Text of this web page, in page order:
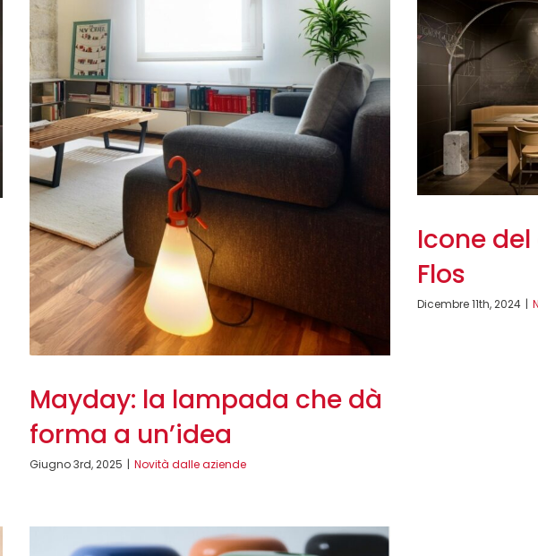
Mayday: la lampada che dà
forma a un’idea
Giugno 3rd, 2025 | Novità dalle aziende
Icone
Flos
Dicembre 11th, 2024 |